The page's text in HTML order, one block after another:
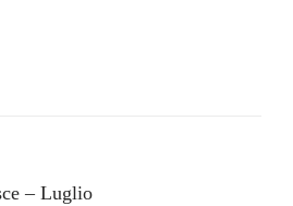
– Luglio